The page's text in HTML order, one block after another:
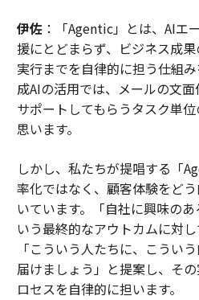
伊佐：「Agentic」とは、AIエ
援にとどまらず、ビジネス成
実行までを自律的に担う仕組
成AIの活用では、メールの文
サポートしてもらうタスク単
思います。
しかし、私たちが提唱する「
率化ではなく、顧客体験をど
いています。「自社に興味の
いう最終的なアウトカムに対
「こういう人たちに、こうい
届けましょう」と提案し、そ
ロセスを自律的に担います。